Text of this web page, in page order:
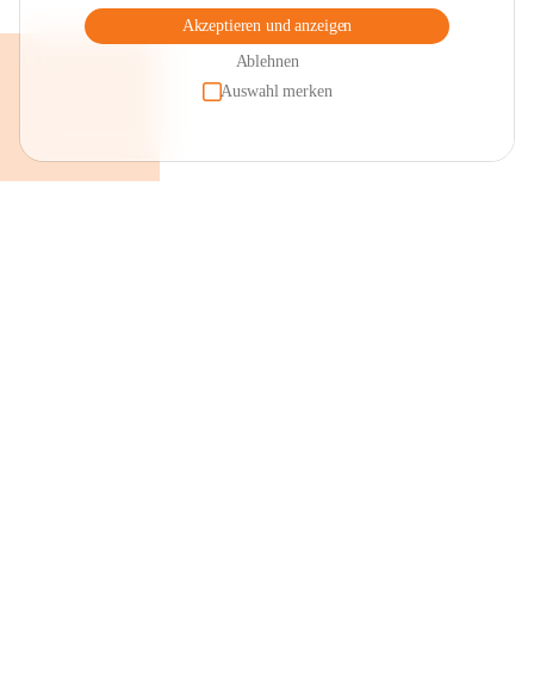
Akzeptieren und anzeigen
Ablehnen
Auswahl merken